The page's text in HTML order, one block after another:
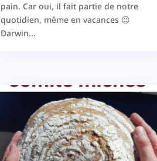
pain. Car oui, il fait partie de notre
quotidien, même en vacances 😉
Darwin...